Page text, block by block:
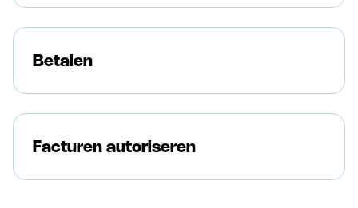
Betalen
Facturen autoriseren